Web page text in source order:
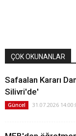
ÇOK OKUNANLAR
Safaalan Kararı
Silivri'de'
Güncel 31.07.2026